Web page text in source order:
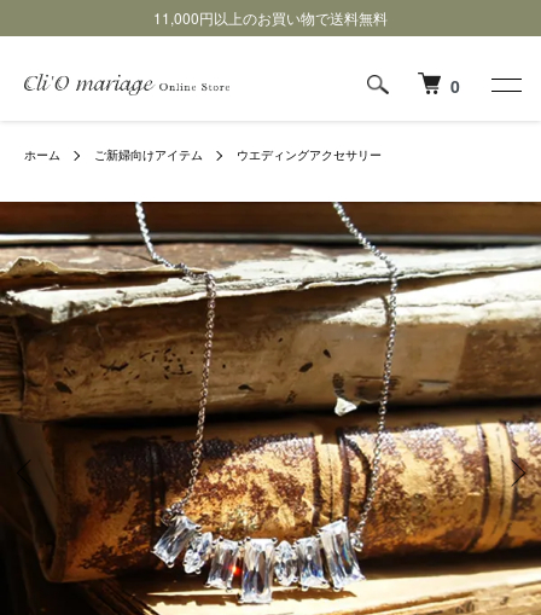
11,000円以上のお買い物で送料無料
0
ホーム ご新婦向けアイテム ウエディングアクセサリー